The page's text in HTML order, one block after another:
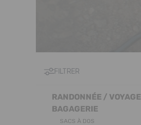
FILTRER
RANDONNÉE / VOYAGE
BAGAGERIE
SACS À DOS